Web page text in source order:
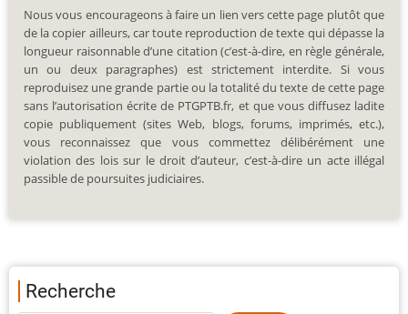
Nous vous encourageons à faire un lien vers cette page plutôt que
de la copier ailleurs, car toute reproduction de texte qui dépasse la
longueur raisonnable d’une citation (c’est-à-dire, en règle générale,
un ou deux paragraphes) est strictement interdite. Si vous
reproduisez une grande partie ou la totalité du texte de cette page
sans l’autorisation écrite de PTGPTB.fr, et que vous diffusez ladite
copie publiquement (sites Web, blogs, forums, imprimés, etc.),
vous reconnaissez que vous commettez délibérément une
violation des lois sur le droit d’auteur, c’est-à-dire un acte illégal
passible de poursuites judiciaires.
Recherche